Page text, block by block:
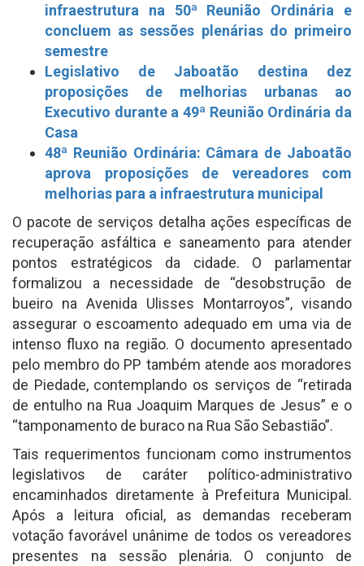
infraestrutura na 50ª Reunião Ordinária e
concluem as sessões plenárias do primeiro
semestre
Legislativo de Jaboatão destina dez
proposições de melhorias urbanas ao
Executivo durante a 49ª Reunião Ordinária da
Casa
48ª Reunião Ordinária: Câmara de Jaboatão
aprova proposições de vereadores com
melhorias para a infraestrutura municipal
O pacote de serviços detalha ações específicas de
recuperação asfáltica e saneamento para atender
pontos estratégicos da cidade. O parlamentar
formalizou a necessidade de “desobstrução de
bueiro na Avenida Ulisses Montarroyos”, visando
assegurar o escoamento adequado em uma via de
intenso fluxo na região. O documento apresentado
pelo membro do PP também atende aos moradores
de Piedade, contemplando os serviços de “retirada
de entulho na Rua Joaquim Marques de Jesus” e o
“tamponamento de buraco na Rua São Sebastião”.
Tais requerimentos funcionam como instrumentos
legislativos de caráter político-administrativo
encaminhados diretamente à Prefeitura Municipal.
Após a leitura oficial, as demandas receberam
votação favorável unânime de todos os vereadores
presentes na sessão plenária. O conjunto de